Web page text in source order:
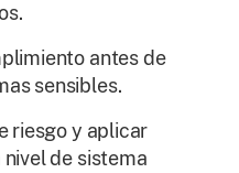
antes de
sensibles.
riesgo y aplicar
de sistema